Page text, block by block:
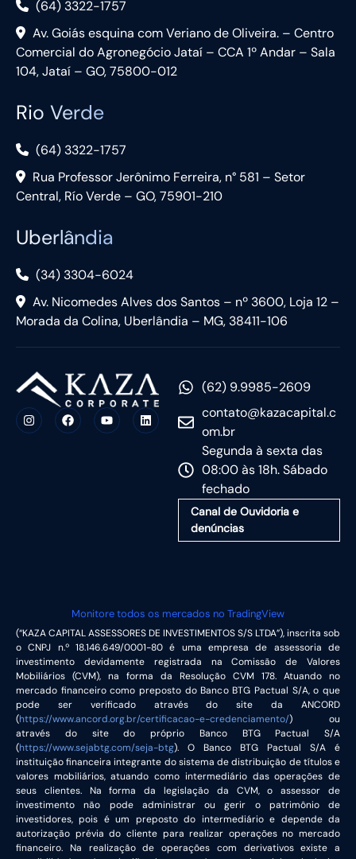
(64) 3322-1757
Av. Goiás esquina com Veriano de Oliveira. – Centro
Comercial do Agronegócio Jataí – CCA 1º Andar – Sala
104, Jataí – GO, 75800-012
Rio Verde
(64) 3322-1757
Rua Professor Jerônimo Ferreira, n° 581 – Setor
Central, Río Verde – GO, 75901-210
Uberlândia
(34) 3304-6024
Av. Nicomedes Alves dos Santos – nº 3600, Loja 12 –
Morada da Colina, Uberlândia – MG, 38411-106
(62) 9.9985-2609
contato@kazacapital.c
om.br
Segunda à sexta das
08:00 às 18h. Sábado
fechado
Canal de Ouvidoria e
denúncias
Monitore todos os mercados no TradingView
(“KAZA CAPITAL ASSESSORES DE INVESTIMENTOS S/S LTDA”), inscrita sob
o CNPJ n.º 18.146.649/0001-80 é uma empresa de assessoria de
investimento devidamente registrada na Comissão de Valores
Mobiliários (CVM), na forma da Resolução CVM 178. Atuando no
mercado financeiro como preposto do Banco BTG Pactual S/A, o que
pode ser verificado através do site da ANCORD
(https://www.ancord.org.br/certificacao-e-credenciamento/) ou
através do site do próprio Banco BTG Pactual S/A
(https://www.sejabtg.com/seja-btg). O Banco BTG Pactual S/A é
instituição financeira integrante do sistema de distribuição de títulos e
valores mobiliários, atuando como intermediário das operações de
seus clientes. Na forma da legislação da CVM, o assessor de
investimento não pode administrar ou gerir o patrimônio de
investidores, pois é um preposto do intermediário e depende da
autorização prévia do cliente para realizar operações no mercado
financeiro. Na realização de operações com derivativos existe a